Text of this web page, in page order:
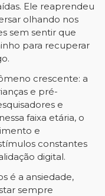
Ele reaprendeu
olhando nos
sem sentir que
para recuperar
crescente: a
e pré-
e
faixa etária, o
e
constantes
digital.
é a ansiedade,
sempre